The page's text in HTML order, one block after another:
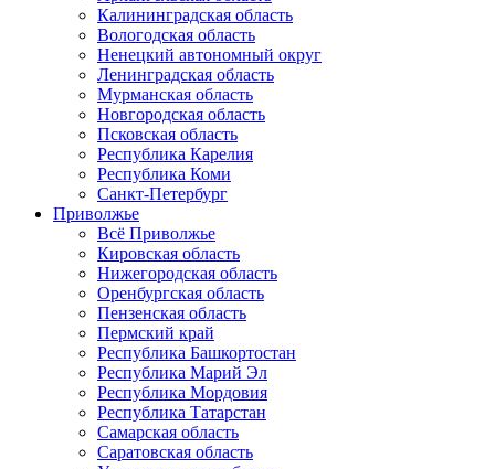
Калининградская область
Вологодская область
Ненецкий автономный округ
Ленинградская область
Мурманская область
Новгородская область
Псковская область
Республика Карелия
Республика Коми
Санкт-Петербург
Приволжье
Всё Приволжье
Кировская область
Нижегородская область
Оренбургская область
Пензенская область
Пермский край
Республика Башкортостан
Республика Марий Эл
Республика Мордовия
Республика Татарстан
Самарская область
Саратовская область